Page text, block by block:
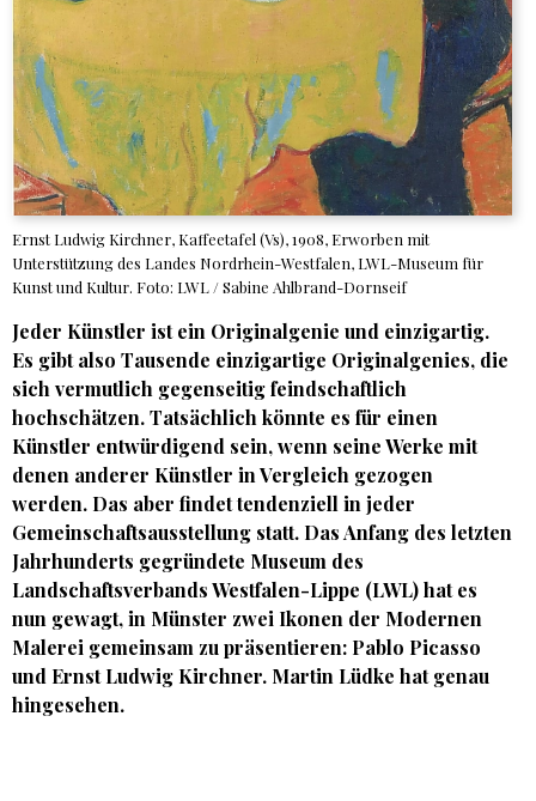
Ernst Ludwig Kirchner, Kaffeetafel (Vs), 1908, Erworben mit
Unterstützung des Landes Nordrhein-Westfalen, LWL-Museum für
Kunst und Kultur. Foto: LWL / Sabine Ahlbrand-Dornseif
Jeder Künstler ist ein Originalgenie und einzigartig.
Es gibt also Tausende einzigartige Originalgenies, die
sich vermutlich gegenseitig feindschaftlich
hochschätzen. Tatsächlich könnte es für einen
Künstler entwürdigend sein, wenn seine Werke mit
denen anderer Künstler in Vergleich gezogen
werden. Das aber findet tendenziell in jeder
Gemeinschaftsausstellung statt. Das Anfang des letzten
Jahrhunderts gegründete Museum des
Landschaftsverbands Westfalen-Lippe (LWL) hat es
nun gewagt, in Münster zwei Ikonen der Modernen
Malerei gemeinsam zu präsentieren: Pablo Picasso
und Ernst Ludwig Kirchner. Martin Lüdke hat genau
hingesehen.